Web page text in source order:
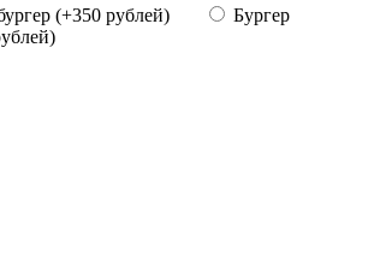
(+350 рублей)
Бургер